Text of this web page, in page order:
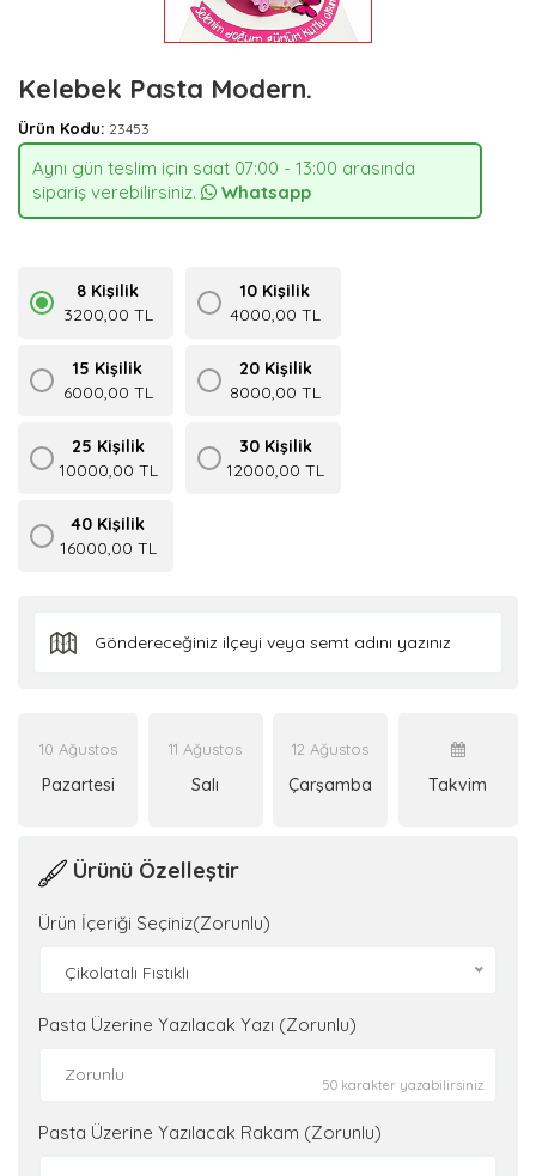
Kelebek Pasta Modern.
Ürün Kodu: 23453
Aynı gün teslim için saat 07:00 - 13:00 arasında
sipariş verebilirsiniz.
Whatsapp
8 Kişilik
3200,00 TL
10 Kişilik
4000,00 TL
15 Kişilik
6000,00 TL
20 Kişilik
8000,00 TL
25 Kişilik
10000,00 TL
30 Kişilik
12000,00 TL
40 Kişilik
16000,00 TL
10 Ağustos
Pazartesi
11 Ağustos
Salı
12 Ağustos
Çarşamba Takvim
Ürünü Özelleştir
Ürün İçeriği Seçiniz(Zorunlu)
Çikolatalı Fıstıklı
Pasta Üzerine Yazılacak Yazı (Zorunlu)
50 karakter yazabilirsiniz.
Pasta Üzerine Yazılacak Rakam (Zorunlu)